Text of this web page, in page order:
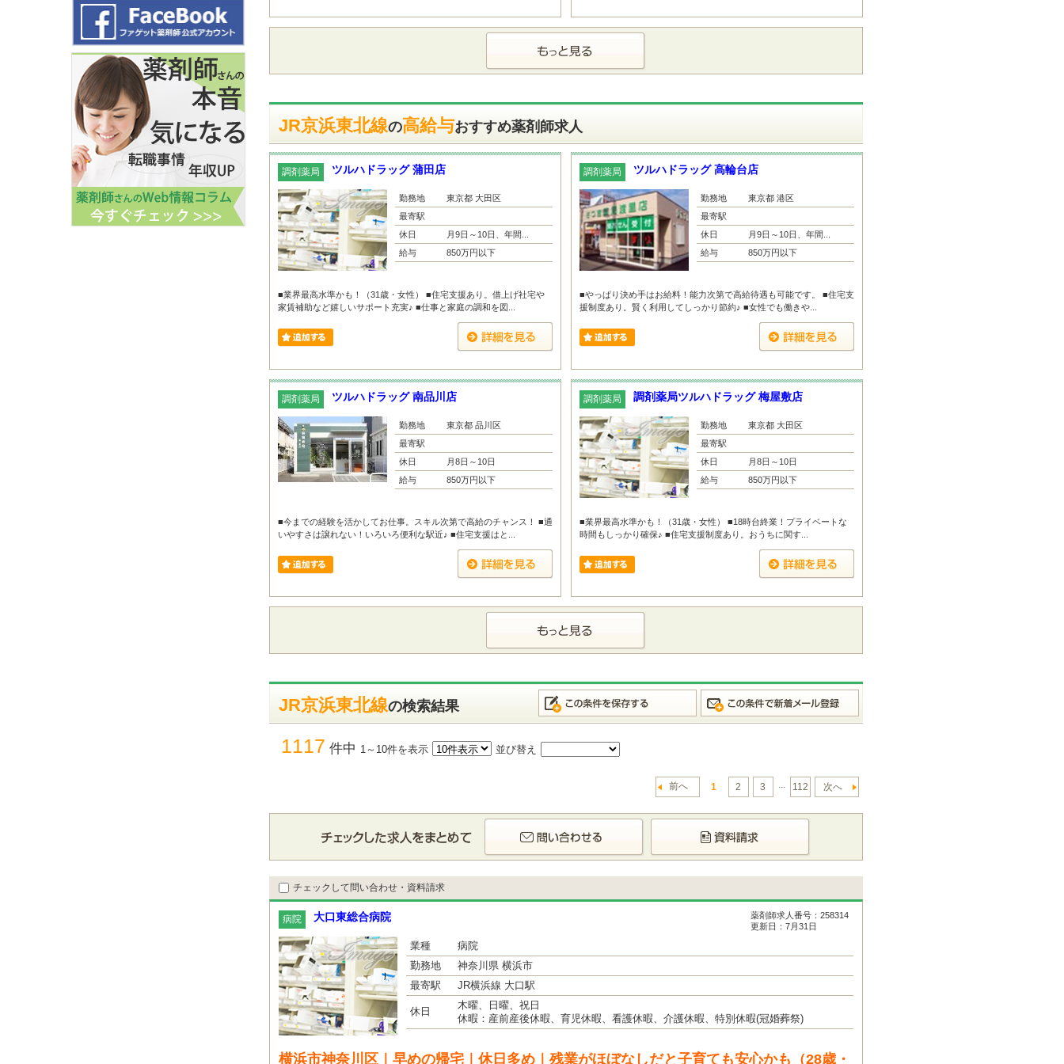
JR京浜東北線の高給与おすすめ薬剤師求人
調剤薬局 ツルハドラッグ 蒲田店
勤務地
東京都 大田区
最寄駅
休日
月9日～10日、年間...
給与
850万円以下
■業界最高水準かも！（31歳・女性） ■住宅支援あり。借上げ社宅や
家賃補助など嬉しいサポート充実♪ ■仕事と家庭の調和を図...
調剤薬局 ツルハドラッグ 高輪台店
勤務地
東京都 港区
最寄駅
休日
月9日～10日、年間...
給与
850万円以下
■やっぱり決め手はお給料！能力次第で高給待遇も可能です。 ■住宅支
援制度あり。賢く利用してしっかり節約♪ ■女性でも働きや...
調剤薬局 ツルハドラッグ 南品川店
勤務地
東京都 品川区
最寄駅
休日
月8日～10日
給与
850万円以下
■今までの経験を活かしてお仕事。スキル次第で高給のチャンス！ ■通
いやすさは譲れない！いろいろ便利な駅近♪ ■住宅支援はと...
調剤薬局 調剤薬局ツルハドラッグ 梅屋敷店
勤務地
東京都 大田区
最寄駅
休日
月8日～10日
給与
850万円以下
■業界最高水準かも！（31歳・女性） ■18時台終業！プライベートな
時間もしっかり確保♪ ■住宅支援制度あり。おうちに関す...
JR京浜東北線の検索結果
1117 件中 1～10件を表示 並び替え
前へ 1 2 3 ... 112 次へ
チェックして問い合わせ・資料請求
病院 大口東総合病院
薬剤師求人番号：258314
更新日：7月31日
業種
病院
勤務地
神奈川県 横浜市
最寄駅
JR横浜線 大口駅
休日
木曜、日曜、祝日
休暇：産前産後休暇、育児休暇、看護休暇、介護休暇、特別休暇(冠婚葬祭)
横浜市神奈川区｜早めの帰宅｜休日多め｜残業がほぼなしだと子育ても安心かも（28歳・